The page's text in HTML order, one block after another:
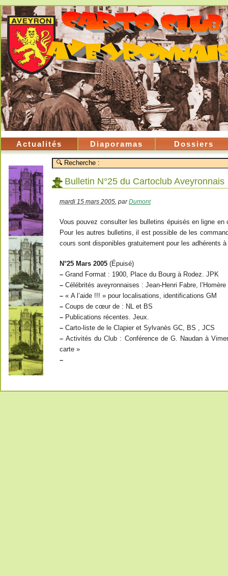
Actualités Diaporamas Dossiers
Bulletin N°25 du Cartoclub Aveyronnais
mardi 15 mars 2005 parDumont
Vous pouvez consulter les bulletins épuisés en ligne
Pour les autres bulletins, il est possible de les
cours sont disponibles gratuitement pour les adhérents
N°25 Mars 2005 (Épuisé)
– Grand Format : 1900, Place du Bourg à Rodez. JPK
– Célébrités aveyronnaises : Jean-Henri Fabre,
– « A l’aide !!! » pour localisations, identifications GM
– Coups de cœur de : NL et BS
– Publications récentes. Jeux.
– Carto-liste de le Clapier et Sylvanès GC, BS , JCS
– Activités du Club : Conférence de G. Naudan à
carte »
–